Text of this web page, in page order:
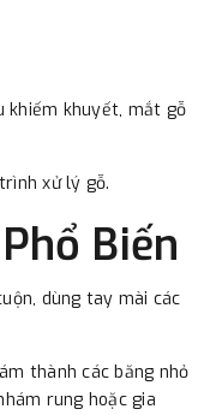
khiếm khuyết, mắt gỗ
xử lý gỗ.
Biến
dùng tay mài các
thành các băng nhỏ
rung hoặc gia